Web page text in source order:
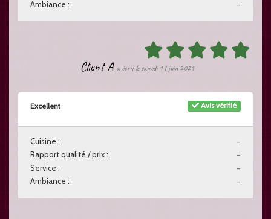
-
Ambiance :
Client A a écrit le samedi 19 juin 2021
Avis vérifié
Excellent
-
Cuisine :
-
Rapport qualité / prix :
-
Service :
-
Ambiance :